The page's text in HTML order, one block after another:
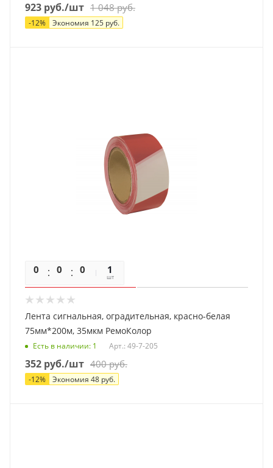
923 руб./шт 1 048руб.
-12% Экономия 125 руб.
0 0 0 01
шт
Лента сигнальная, оградительная, красно-белая
75мм*200м, 35мкм РемоКолор
Есть в наличии: 1 Арт.: 49-7-205
352 руб./шт 400руб.
-12% Экономия 48 руб.